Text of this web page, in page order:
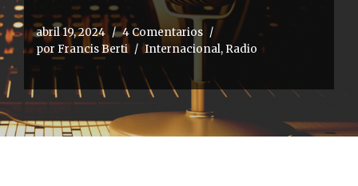
abril 19, 2024
4 Comentarios
por Francis Berti Internacional, Radio